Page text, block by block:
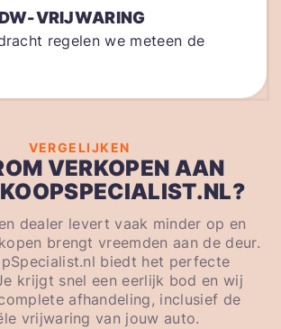
VRIJWARING
regelen we meteen de
VERGELIJKEN
VERKOPEN AAN
dealer levert vaak minder op en
brengt vreemden aan de deur.
biedt het perfecte
krijgt snel een eerlijk bod en wij
afhandeling, inclusief de
vrijwaring van jouw auto.